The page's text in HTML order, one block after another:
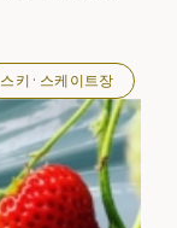
스키·스케이트장